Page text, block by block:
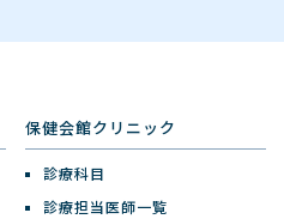
保健会館クリニック
診療科目
診療担当医師一覧